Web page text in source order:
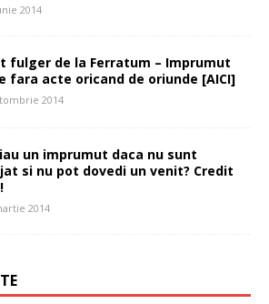
2014
fulger de la Ferratum – Imprumut
fara acte oricand de oriunde [AICI]
2014
un imprumut daca nu sunt
si nu pot dovedi un venit? Credit
2014